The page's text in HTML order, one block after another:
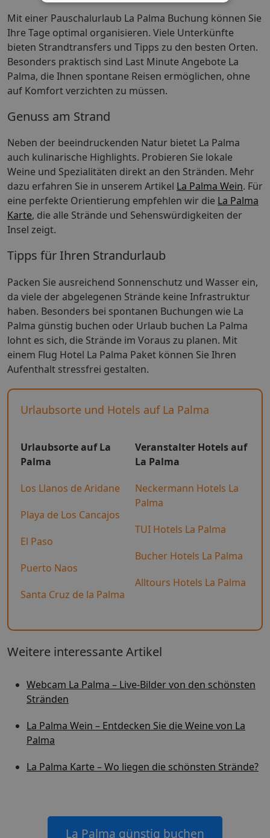
Mit einer Pauschalurlaub La Palma Buchung können Sie
Ihre Tage optimal organisieren. Viele Unterkünfte
bieten Strandtransfers und Tipps zu den besten Orten.
Besonders praktisch sind Last Minute Angebote La
Palma, die Ihnen spontane Reisen ermöglichen, ohne
auf Komfort verzichten zu müssen.
Genuss am Strand
Neben der beeindruckenden Natur bietet La Palma
auch kulinarische Highlights. Probieren Sie lokale
Weine und Spezialitäten direkt an den Stränden. Mehr
dazu erfahren Sie in unserem Artikel La Palma Wein. Für
eine perfekte Orientierung empfehlen wir die La Palma
Karte, die alle Strände und Sehenswürdigkeiten der
Insel zeigt.
Tipps für Ihren Strandurlaub
Packen Sie ausreichend Sonnenschutz und Wasser ein,
da viele der abgelegenen Strände keine Infrastruktur
haben. Besonders bei spontanen Buchungen wie La
Palma günstig buchen oder Urlaub buchen La Palma
lohnt es sich, die Strände im Voraus zu planen. Mit
einem Flug Hotel La Palma Paket können Sie Ihren
Aufenthalt stressfrei gestalten.
Urlaubsorte und Hotels auf La Palma
Urlaubsorte auf La
Palma
Los Llanos de Aridane
Playa de Los Cancajos
El Paso
Puerto Naos
Santa Cruz de la Palma
Veranstalter Hotels auf
La Palma
Neckermann Hotels La
Palma
TUI Hotels La Palma
Bucher Hotels La Palma
Alltours Hotels La Palma
Weitere interessante Artikel
Webcam La Palma – Live-Bilder von den schönsten
Stränden
La Palma Wein – Entdecken Sie die Weine von La
Palma
La Palma Karte – Wo liegen die schönsten Strände?
La Palma günstig buchen